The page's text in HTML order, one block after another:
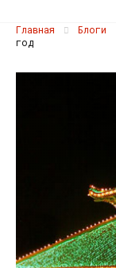
Главная Блоги
год